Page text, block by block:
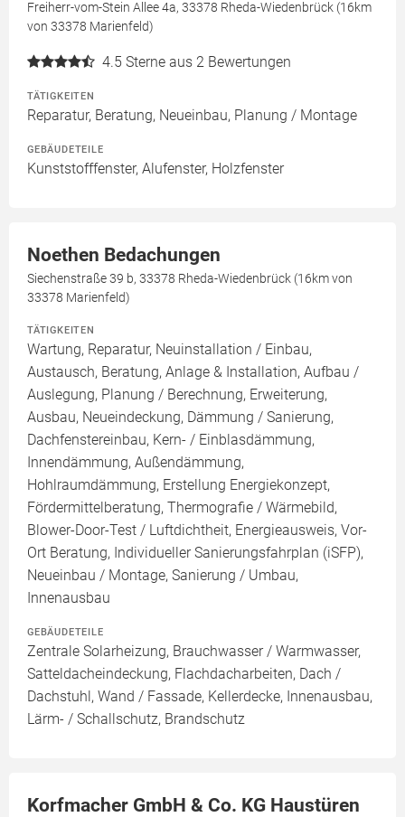
Freiherr-vom-Stein Allee 4a, 33378 Rheda-Wiedenbrück (16km
von 33378 Marienfeld)
4.5 Sterne aus 2 Bewertungen
TÄTIGKEITEN
Reparatur, Beratung, Neueinbau, Planung / Montage
GEBÄUDETEILE
Kunststofffenster, Alufenster, Holzfenster
Noethen Bedachungen
Siechenstraße 39 b, 33378 Rheda-Wiedenbrück (16km von
33378 Marienfeld)
TÄTIGKEITEN
Wartung, Reparatur, Neuinstallation / Einbau,
Austausch, Beratung, Anlage & Installation, Aufbau /
Auslegung, Planung / Berechnung, Erweiterung,
Ausbau, Neueindeckung, Dämmung / Sanierung,
Dachfenstereinbau, Kern- / Einblasdämmung,
Innendämmung, Außendämmung,
Hohlraumdämmung, Erstellung Energiekonzept,
Fördermittelberatung, Thermografie / Wärmebild,
Blower-Door-Test / Luftdichtheit, Energieausweis, Vor-
Ort Beratung, Individueller Sanierungsfahrplan (iSFP),
Neueinbau / Montage, Sanierung / Umbau,
Innenausbau
GEBÄUDETEILE
Zentrale Solarheizung, Brauchwasser / Warmwasser,
Satteldacheindeckung, Flachdacharbeiten, Dach /
Dachstuhl, Wand / Fassade, Kellerdecke, Innenausbau,
Lärm- / Schallschutz, Brandschutz
Korfmacher GmbH & Co. KG Haustüren